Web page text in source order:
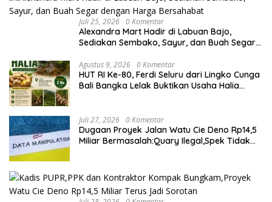
Juli 25, 2026 0 Komentar
Alexandra Mart Hadir di Labuan Bajo,
Sediakan Sembako, Sayur, dan Buah Segar
Agustus 9, 2026 0 Komentar
HUT RI Ke-80, Ferdi Seluru dari Lingko Cunga
Bali Bangka Lelak Buktikan Usaha Halia
Juli 27, 2026 0 Komentar
Dugaan Proyek Jalan Watu Cie Deno Rp14,5
Miliar Bermasalah:Quary Ilegal,Spek Tidak